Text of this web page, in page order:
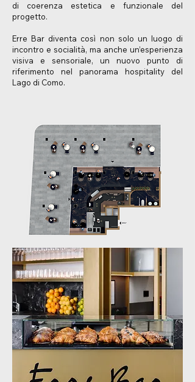
di coerenza estetica e funzionale del
progetto.
Erre Bar diventa così non solo un luogo di
incontro e socialità, ma anche un’esperienza
visiva e sensoriale, un nuovo punto di
riferimento nel panorama hospitality del
Lago di Como.